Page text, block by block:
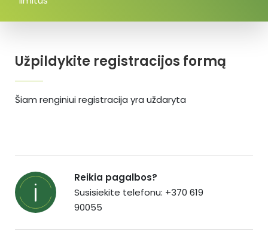
Užpildykite registracijos formą
Šiam renginiui registracija yra uždaryta
Reikia pagalbos?
Susisiekite telefonu: +370 619
90055